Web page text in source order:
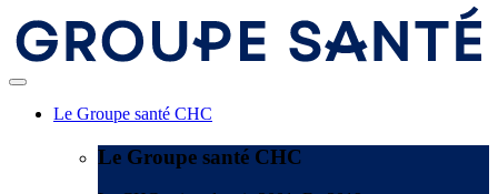
Le Groupe santé CHC
Le Groupe santé CHC